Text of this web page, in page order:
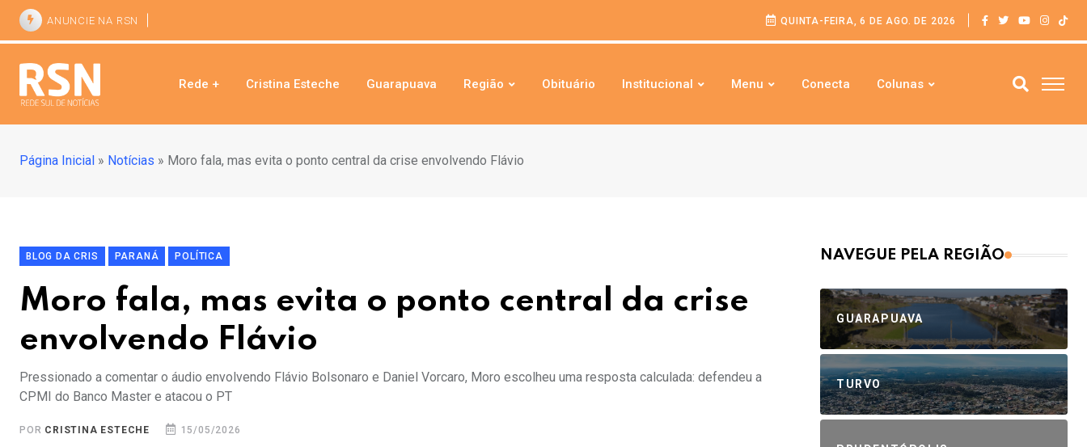
ANUNCIE NA RSN QUINTA-FEIRA, 6 DE AGO. DE 2026
Rede + Cristina Esteche Guarapuava Região Obituário Institucional Menu Conecta Colunas
Página Inicial » Notícias » Moro fala, mas evita o ponto central da crise envolvendo Flávio
BLOG DA CRIS PARANÁ POLÍTICA
Moro fala, mas evita o ponto central da crise
envolvendo Flávio
Pressionado a comentar o áudio envolvendo Flávio Bolsonaro e Daniel Vorcaro, Moro escolheu uma resposta calculada: defendeu a
CPMI do Banco Master e atacou o PT
POR CRISTINA ESTECHE 15/05/2026
NAVEGUE PELA REGIÃO
GUARAPUAVA
TURVO